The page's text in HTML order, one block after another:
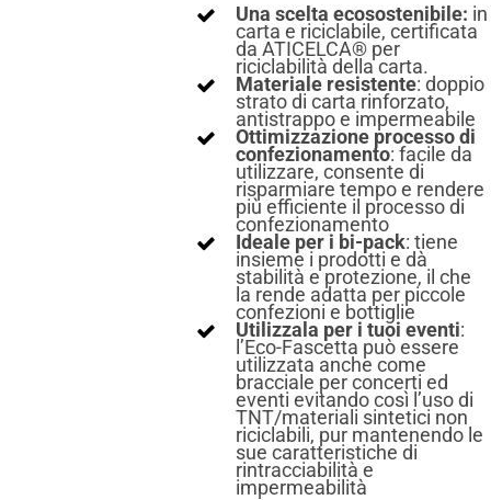
Una scelta ecosostenibile: in
carta e riciclabile, certificata
da ATICELCA® per
riciclabilità della carta.
Materiale resistente: doppio
strato di carta rinforzato,
antistrappo e impermeabile
Ottimizzazione processo di
confezionamento: facile da
utilizzare, consente di
risparmiare tempo e rendere
più efficiente il processo di
confezionamento
Ideale per i bi-pack: tiene
insieme i prodotti e dà
stabilità e protezione, il che
la rende adatta per piccole
confezioni e bottiglie
Utilizzala per i tuoi eventi:
l’Eco-Fascetta può essere
utilizzata anche come
bracciale per concerti ed
eventi evitando così l’uso di
TNT/materiali sintetici non
riciclabili, pur mantenendo le
sue caratteristiche di
rintracciabilità e
impermeabilità